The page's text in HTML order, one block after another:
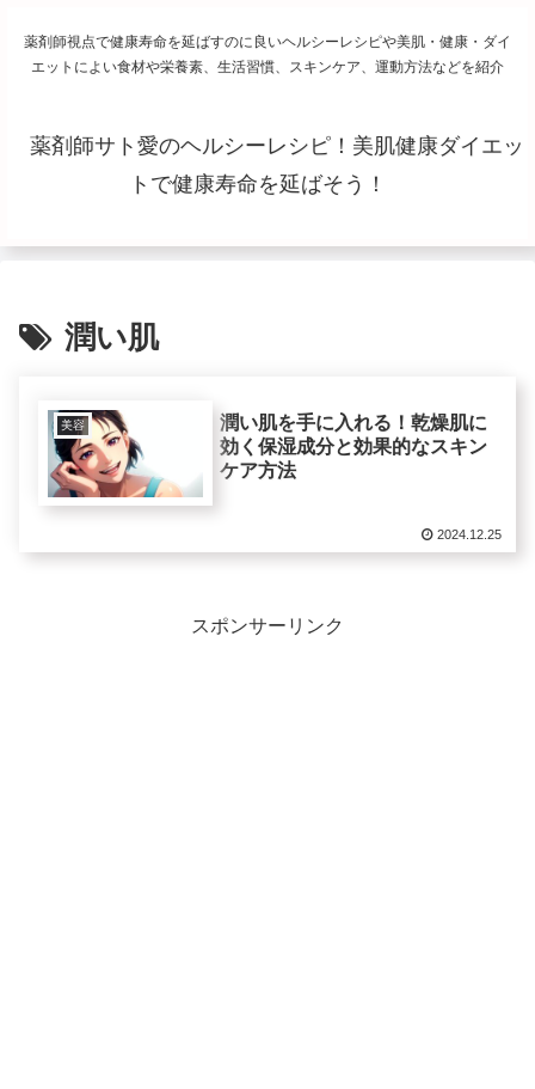
薬剤師視点で健康寿命を延ばすのに良いヘルシーレシピや美肌・健康・ダイ
エットによい食材や栄養素、生活習慣、スキンケア、運動方法などを紹介
薬剤師サト愛のヘルシーレシピ！美肌健康ダイエッ
トで健康寿命を延ばそう！
潤い肌
美容
潤い肌を手に入れる！乾燥肌に
効く保湿成分と効果的なスキン
ケア方法
2024.12.25
スポンサーリンク